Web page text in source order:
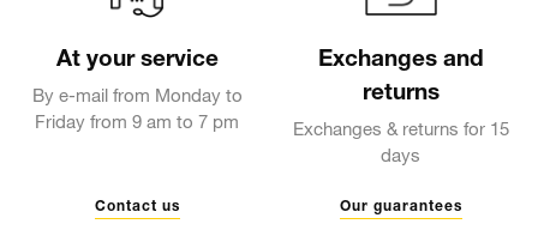
At your service
By e-mail from Monday to
Friday from 9 am to 7 pm
Contact us
Exchanges and
returns
Exchanges & returns for 15
days
Our guarantees